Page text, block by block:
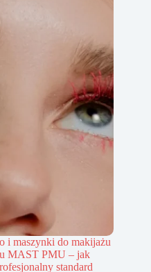
i maszynki do makijażu
MAST PMU – jak
standard